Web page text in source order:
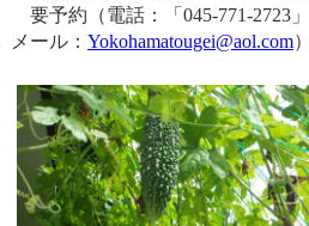
要予約（電話：「045-771-2723」
、メール： Yokohamatougei@aol.com